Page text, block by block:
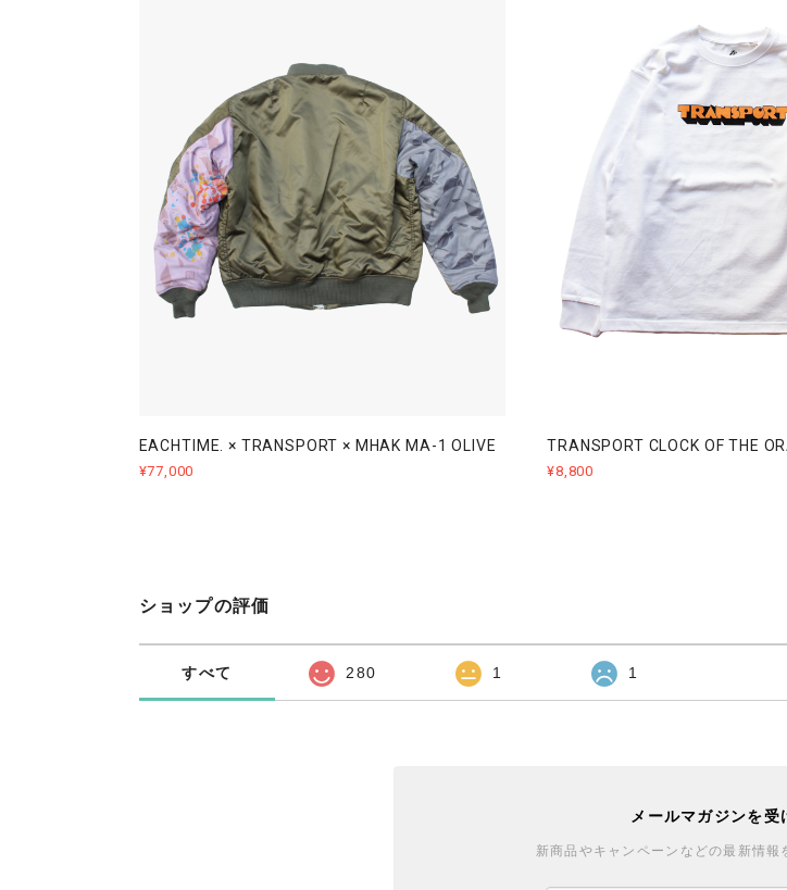
EACHTIME. × TRANSPORT × MHAK MA-1 OLIVE
¥77,000
TRANSPORT CLOCK OF THE
¥8,800
ショップの評価
すべて 280 1 1
メールマガジンを受
新商品やキャンペーンなどの最新情報